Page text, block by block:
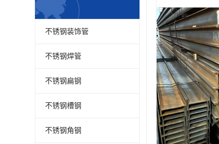
不锈钢装饰管
不锈钢焊管
不锈钢扁钢
不锈钢槽钢
不锈钢角钢